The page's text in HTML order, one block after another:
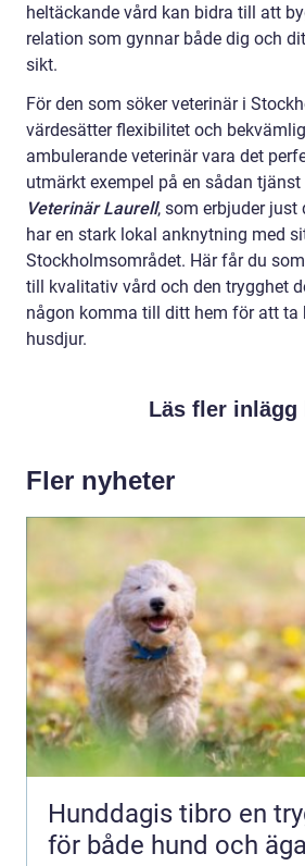
heltäckande vård kan bidra till att
relation som gynnar både dig och
sikt.
För den som söker veterinär i
värdesätter flexibilitet och
ambulerande veterinär vara det
utmärkt exempel på en sådan
Veterinär Laurell, som erbjuder just
har en stark lokal anknytning med
Stockholmsområdet. Här får du
till kvalitativ vård och den trygghet
någon komma till ditt hem för att ta
husdjur.
Läs fler inlägg
Fler nyheter
Hunddagis tibro en trygg vardag
för både hund och